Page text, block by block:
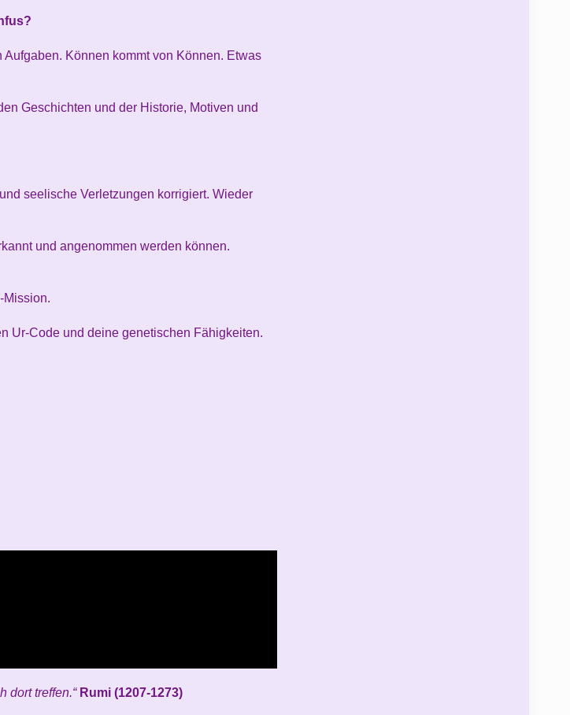
Können kommt von Können. Etwas
Geschichten und der Historie, Motiven und
seelische Verletzungen korrigiert. Wieder
und angenommen werden können.
Mission.
Ur-Code und deine genetischen Fähigkeiten.
dort treffen.“Rumi (1207-1273)